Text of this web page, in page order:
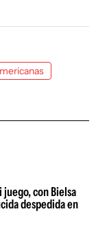
con Bielsa
despedida en